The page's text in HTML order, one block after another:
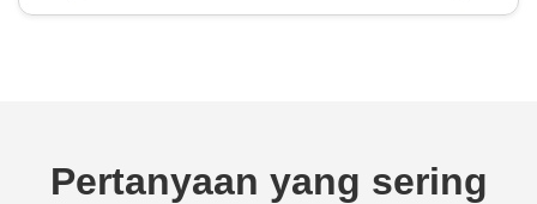
Pertanyaan yang sering